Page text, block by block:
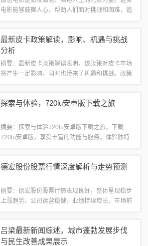
电影能够鼓舞人心，帮助人们面对挑战和困难，追
涵盖各种题材和类型，包括励志传记、励志创...
最新皮卡政策解读，影响、机遇与挑战
分析
摘要：最新皮卡政策解读表明，该政策对皮卡市场
将产生一定影响，同时也带来了机遇和挑战。政策
性。对于皮卡生产企业来说，需要适应政策变化...
探索与体验，720lu安卓版下载之旅
摘要：探索与体验720lu安卓版下载之旅。下载
720lu安卓版，享受丰富的功能与服务。体验独特
动功能，与全球用户分享美好瞬间。下...
德宏股份股票行情深度解析与走势预测
摘要：德宏股份股票行情表现良好，整体呈现稳步
上涨趋势。公司运营稳健，业绩持续增长，市场前
关注德宏股份股票行情，谨慎决策，合理配置...
吕梁最新新闻综述，城市蓬勃发展步伐
与民生改善成果展示